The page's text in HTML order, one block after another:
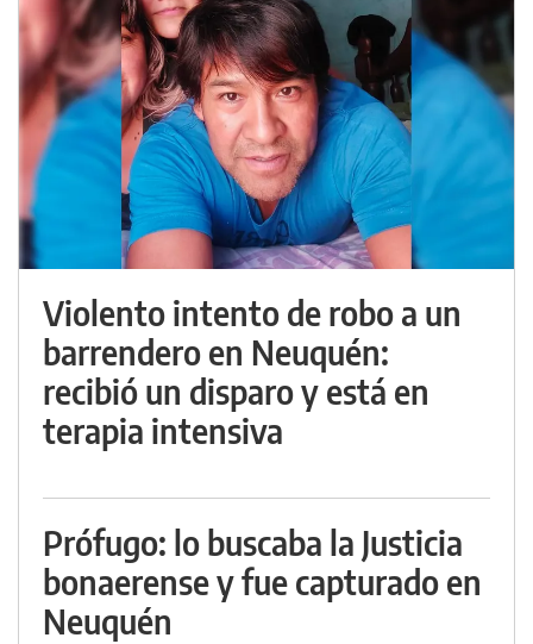
Violento intento de robo a un
barrendero en Neuquén:
recibió un disparo y está en
terapia intensiva
Prófugo: lo buscaba la Justicia
bonaerense y fue capturado en
Neuquén